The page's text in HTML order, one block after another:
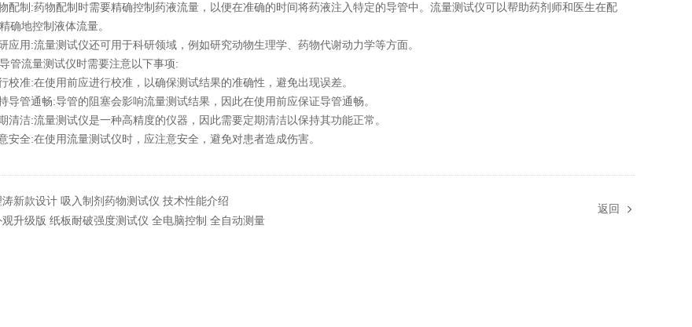
制:药物配制时需要精确控制药液流量，以便在准确的时间将药液注入特定的导管中。流量测试仪可以帮助药剂师和医生在配
确地控制液体流量。
用:流量测试仪还可用于科研领域，例如研究动物生理学、药物代谢动力学等方面。
流量测试仪时需要注意以下事项:
准:在使用前应进行校准，以确保测试结果的准确性，避免出现误差。
管通畅:导管的阻塞会影响流量测试结果，因此在使用前应保证导管通畅。
洁:流量测试仪是一种高精度的仪器，因此需要定期清洁以保持其功能正常。
全:在使用流量测试仪时，应注意安全，避免对患者造成伤害。
涛新款设计 吸入制剂药物测试仪 技术性能介绍
观升级版 纸板耐破强度测试仪 全电脑控制 全自动测量
返回